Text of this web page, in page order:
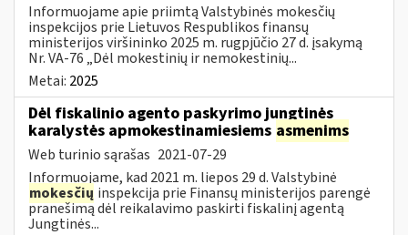
Informuojame apie priimtą Valstybinės mokesčių
inspekcijos prie Lietuvos Respublikos finansų
ministerijos viršininko 2025 m. rugpjūčio 27 d. įsakymą
Nr. VA-76 „Dėl mokestinių ir nemokestinių...
Metai: 2025
Dėl fiskalinio agento paskyrimo jungtinės
karalystės apmokestinamiesiems asmenims
Web turinio sąrašas 2021-07-29
Informuojame, kad 2021 m. liepos 29 d. Valstybinė
mokesčių inspekcija prie Finansų ministerijos parengė
pranešimą dėl reikalavimo paskirti fiskalinį agentą
Jungtinės...